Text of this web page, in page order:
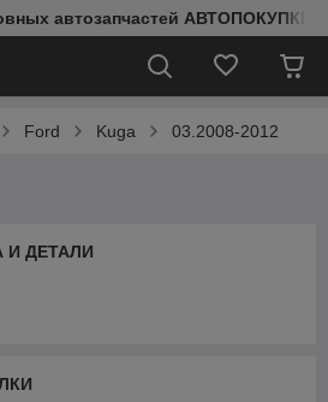
автозапчастей АВТОПОКУПКИ
Ford Kuga 03.2008-2012
И ДЕТАЛИ